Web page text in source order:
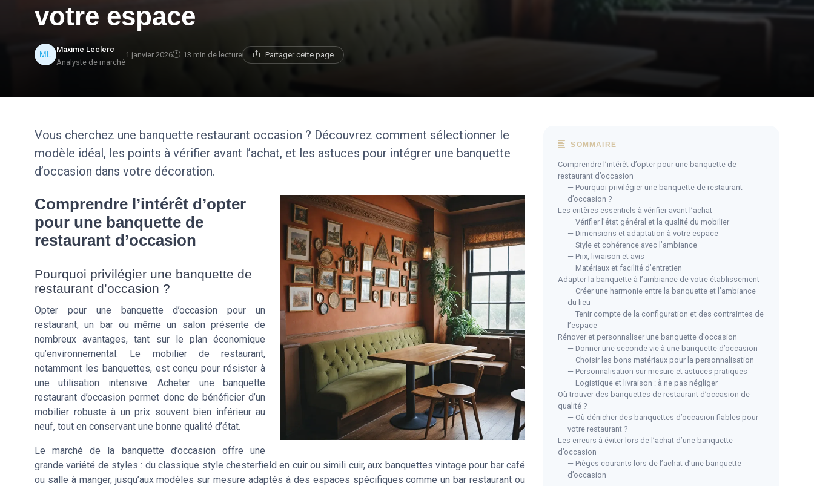
votre espace
Maxime Leclerc
Analyste de marché
1 janvier 2026 13 min de lecture Partager cette page
Vous cherchez une banquette restaurant occasion ? Découvrez comment sélectionner le
modèle idéal, les points à vérifier avant l’achat, et les astuces pour intégrer une banquette
d’occasion dans votre décoration.
Comprendre l’intérêt d’opter
pour une banquette de
restaurant d’occasion
Pourquoi privilégier une banquette de
restaurant d’occasion ?
Opter pour une banquette d’occasion pour un
restaurant, un bar ou même un salon présente de
nombreux avantages, tant sur le plan économique
qu’environnemental. Le mobilier de restaurant,
notamment les banquettes, est conçu pour résister à
une utilisation intensive. Acheter une banquette
restaurant d’occasion permet donc de bénéficier d’un
mobilier robuste à un prix souvent bien inférieur au
neuf, tout en conservant une bonne qualité d’état.
Le marché de la banquette d’occasion offre une
grande variété de styles : du classique style chesterfield en cuir ou simili cuir, aux banquettes vintage pour bar café
ou salle à manger, jusqu’aux modèles sur mesure adaptés à des espaces spécifiques comme un bar restaurant ou
SOMMAIRE
Comprendre l’intérêt d’opter pour une banquette de
restaurant d’occasion
— Pourquoi privilégier une banquette de restaurant
d’occasion ?
Les critères essentiels à vérifier avant l’achat
— Vérifier l’état général et la qualité du mobilier
— Dimensions et adaptation à votre espace
— Style et cohérence avec l’ambiance
— Prix, livraison et avis
— Matériaux et facilité d’entretien
Adapter la banquette à l’ambiance de votre établissement
— Créer une harmonie entre la banquette et l’ambiance
du lieu
— Tenir compte de la configuration et des contraintes de
l’espace
Rénover et personnaliser une banquette d’occasion
— Donner une seconde vie à une banquette d’occasion
— Choisir les bons matériaux pour la personnalisation
— Personnalisation sur mesure et astuces pratiques
— Logistique et livraison : à ne pas négliger
Où trouver des banquettes de restaurant d’occasion de
qualité ?
— Où dénicher des banquettes d’occasion fiables pour
votre restaurant ?
Les erreurs à éviter lors de l’achat d’une banquette
d’occasion
— Pièges courants lors de l’achat d’une banquette
d’occasion